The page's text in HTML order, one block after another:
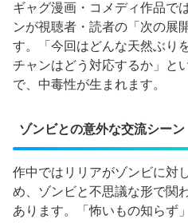
ギャグ漫画・コメディ作品で
ンが視聴者・読者の「次の展
す。「今回はどんな天然ぶり
チャンはどう対応するか」と
で、中毒性が生まれます。
ゾンビとの意外な交流シーン
作中ではリリアがゾンビに対
め、ゾンビと不思議な形で関
あります。「怖いもの知らず